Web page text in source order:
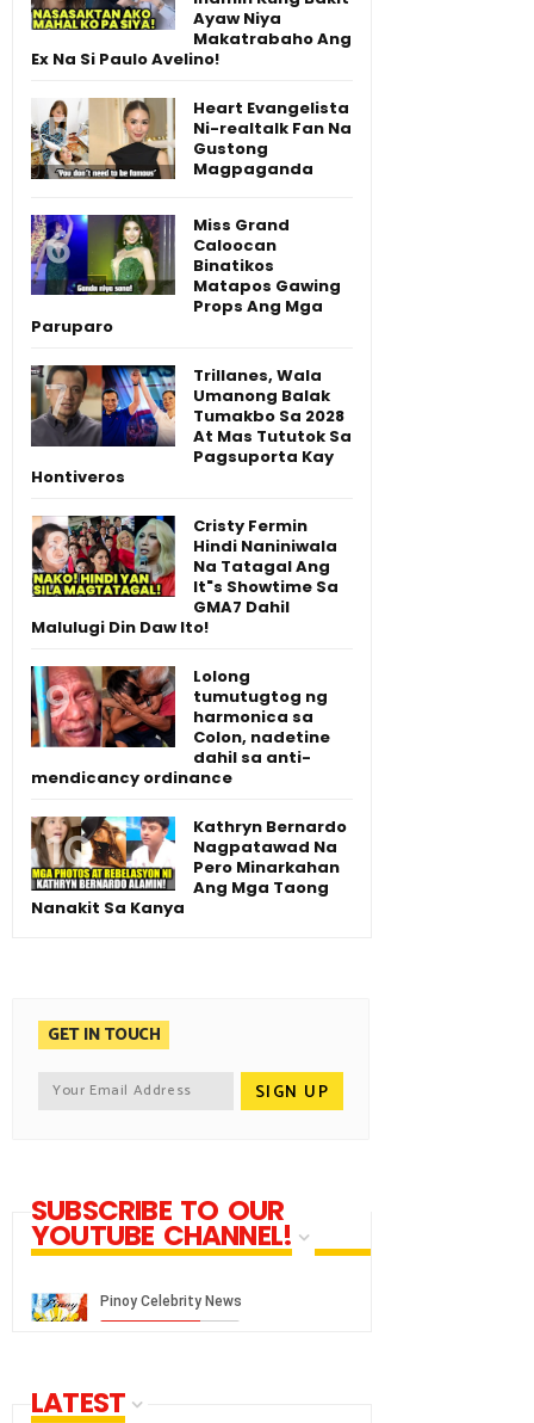
Ayaw Niya
Makatrabaho Ang
Ex Na Si Paulo Avelino!
Heart Evangelista
Ni-realtalk Fan Na
Gustong
Magpaganda
Miss Grand
Caloocan
Binatikos
Matapos Gawing
Props Ang Mga
Paruparo
Trillanes, Wala
Umanong Balak
Tumakbo Sa 2028
At Mas Tututok Sa
Pagsuporta Kay
Hontiveros
Cristy Fermin
Hindi Naniniwala
Na Tatagal Ang
It"s Showtime Sa
GMA7 Dahil
Malulugi Din Daw Ito!
Lolong
tumutugtog ng
harmonica sa
Colon, nadetine
dahil sa anti-
mendicancy ordinance
Kathryn Bernardo
Nagpatawad Na
Pero Minarkahan
Ang Mga Taong
Nanakit Sa Kanya
GET IN TOUCH
SUBSCRIBE TO OUR
YOUTUBE CHANNEL!
LATEST